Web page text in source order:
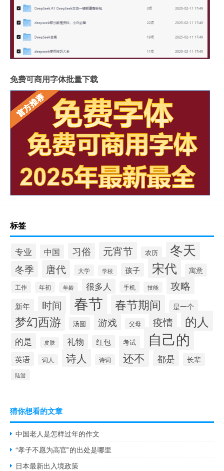
免费可商用字体批量下载
标签
专业 中国 习俗 元宵节 农历 冬天
冬季 唐代 大学 学校 孩子 宋代 寓意
工作 年初 年龄 很多人 手机 技能 攻略
新年 时间 春节 春节期间 是一个
梦幻西游 汤圆 游戏 父母 疫情 的人
的是 皮肤 礼物 红包 考试 自己的
英语 词人 诗人 诗词 还不 都是 长辈
陆游
猜你想看的文章
中国老人是怎样过年的作文
“孝子不愿为高官”的出处是哪里
日本最新出入境政策